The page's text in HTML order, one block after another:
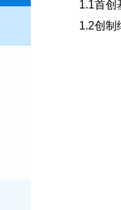
1.1首创
1.2创制